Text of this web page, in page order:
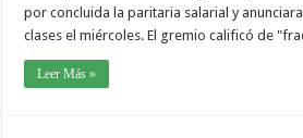
por concluida la paritaria salarial y
clases el miércoles. El gremio calificó de
Leer Más »